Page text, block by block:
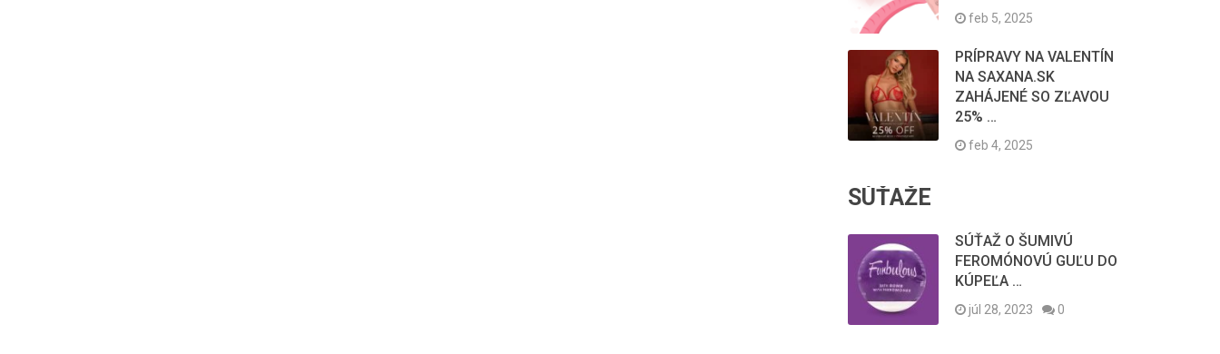
feb 5, 2025
PRÍPRAVY NA VALENTÍN
NA SAXANA.SK
ZAHÁJENÉ SO ZĽAVOU
25% …
feb 4, 2025
SÚŤAŽE
SÚŤAŽ O ŠUMIVÚ
FEROMÓNOVÚ GUĽU DO
KÚPEĽA …
júl 28, 2023 0